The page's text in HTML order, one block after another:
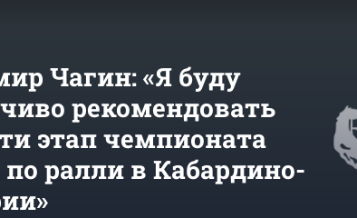
Чагин: «Я буду
рекомендовать
этап чемпионата
по ралли в Кабардино-